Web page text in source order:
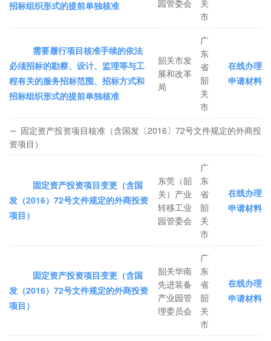
招标组织形式的提前单独核准
园管委会
关
市
需要履行项目核准手续的依法
必须招标的勘察、设计、监理等与工
程有关的服务招标范围、招标方式和
招标组织形式的提前单独核准
韶关市发
展和改革
局
广
东
省
韶
关
市
在线办理
申请材料
固定资产投资项目核准（含国发〔2016〕72号文件规定的外商投
资项目）
固定资产投资项目变更（含国
发（2016）72号文件规定的外商投资
项目）
东莞（韶
关）产业
转移工业
园管委会
广
东
省
韶
关
市
在线办理
申请材料
固定资产投资项目变更（含国
发（2016）72号文件规定的外商投资
项目）
韶关华南
先进装备
产业园管
理委员会
广
东
省
韶
关
市
在线办理
申请材料